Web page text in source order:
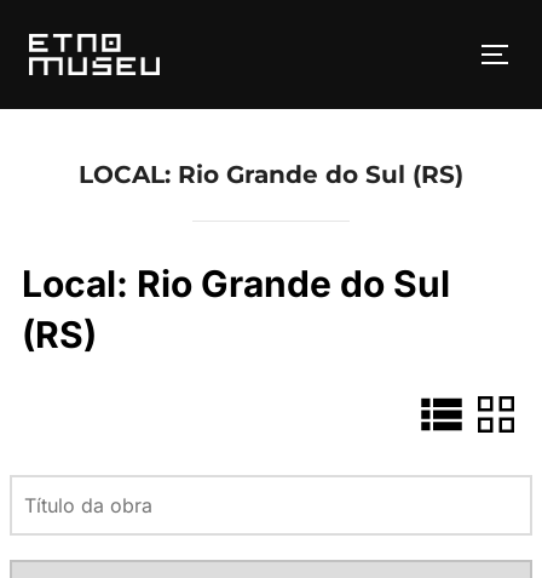
para
LOCAL: Rio Grande do Sul (RS)
Local: Rio Grande do Sul
(RS)